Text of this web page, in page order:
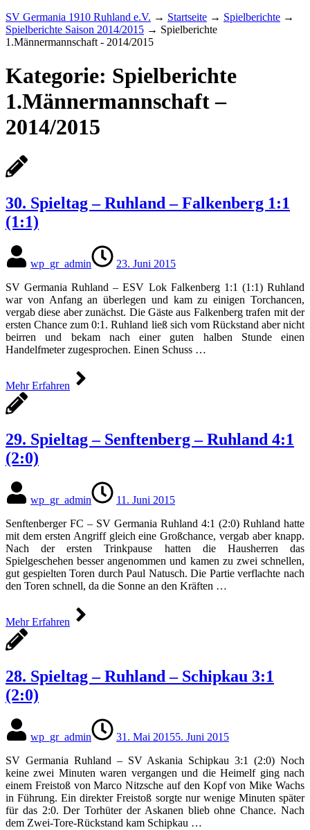
SV Germania 1910 Ruhland e.V. → Startseite → Spielberichte →
Spielberichte Saison 2014/2015 → Spielberichte
1.Männermannschaft - 2014/2015
Kategorie: Spielberichte
1.Männermannschaft –
2014/2015
30. Spieltag – Ruhland – Falkenberg 1:1
(1:1)
wp_gr_admin
23. Juni 2015
SV Germania Ruhland – ESV Lok Falkenberg 1:1 (1:1) Ruhland
war von Anfang an überlegen und kam zu einigen Torchancen,
vergab diese aber zunächst. Die Gäste aus Falkenberg trafen mit der
ersten Chance zum 0:1. Ruhland ließ sich vom Rückstand aber nicht
beirren und bekam nach einer guten halben Stunde einen
Handelfmeter zugesprochen. Einen Schuss …
Mehr Erfahren
29. Spieltag – Senftenberg – Ruhland 4:1
(2:0)
wp_gr_admin
11. Juni 2015
Senftenberger FC – SV Germania Ruhland 4:1 (2:0) Ruhland hatte
mit dem ersten Angriff gleich eine Großchance, vergab aber knapp.
Nach der ersten Trinkpause hatten die Hausherren das
Spielgeschehen besser angenommen und kamen zu zwei schnellen,
gut gespielten Toren durch Paul Natusch. Die Partie verflachte nach
den Toren schnell, da die Sonne an den Kräften …
Mehr Erfahren
28. Spieltag – Ruhland – Schipkau 3:1
(2:0)
wp_gr_admin 31. Mai 20155. Juni 2015
SV Germania Ruhland – SV Askania Schipkau 3:1 (2:0) Noch
keine zwei Minuten waren vergangen und die Heimelf ging nach
einem Freistoß von Marco Nitzsche auf den Kopf von Mike Wachs
in Führung. Ein direkter Freistoß sorgte nur wenige Minuten später
für das 2:0. Der Torhüter der Askanen blieb ohne Chance. Nach
dem Zwei-Tore-Rückstand kam Schipkau …